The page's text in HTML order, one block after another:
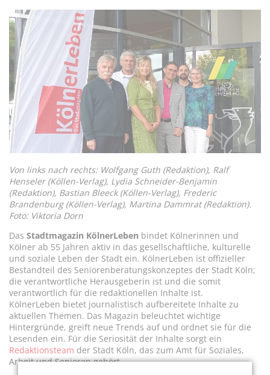
Von links nach rechts: Wolfgang Guth (Redaktion), Ralf
Henseler (Köllen-Verlag), Lydia Schneider-Benjamin
(Redaktion), Bastian Bleeck (Köllen-Verlag), Frederic
Brandenburg (Köllen-Verlag), Martina Dammrat (Redaktion).
Foto: Viktoria Dorn
Das Stadtmagazin KölnerLeben bindet Kölnerinnen und
Kölner ab 55 Jahren aktiv in das gesellschaftliche, kulturelle
und soziale Leben der Stadt ein. KölnerLeben ist offizieller
Bestandteil des Seniorenberatungskonzeptes der Stadt Köln;
die verantwortliche Herausgeberin ist und die somit
verantwortlich für die redaktionellen Inhalte ist.
KölnerLeben bietet journalistisch aufbereitete Inhalte zu
aktuellen Themen. Das Magazin beleuchtet wichtige
Hintergründe, greift neue Trends auf und ordnet sie für die
Lesenden ein. Für die Seriosität der Inhalte sorgt ein
Redaktionsteam der Stadt Köln, das zum Amt für Soziales,
Arbeit und Senioren gehört.